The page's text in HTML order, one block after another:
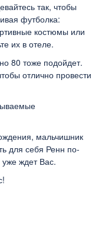
так, чтобы
футболка:
костюмы или
их в отеле.
80 тоже подойдет.
отлично провести
мальчишник
для себя Ренн по-
ждет Вас.